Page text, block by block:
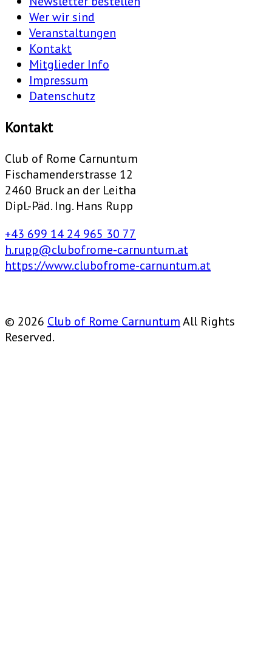
Wer wir sind
Veranstaltungen
Kontakt
Mitglieder Info
Impressum
Datenschutz
Kontakt
Club of Rome Carnuntum
Fischamenderstrasse 12
2460 Bruck an der Leitha
Dipl.-Päd. Ing. Hans Rupp
+43 699 14 24 965 30 77
h.rupp@clubofrome-carnuntum.at
https://www.clubofrome-carnuntum.at
© 2026 Club of Rome CarnuntumAll Rights
Reserved.